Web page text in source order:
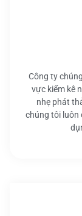
Công ty
vực kiểm kê
nhẹ phát
chúng tôi luôn